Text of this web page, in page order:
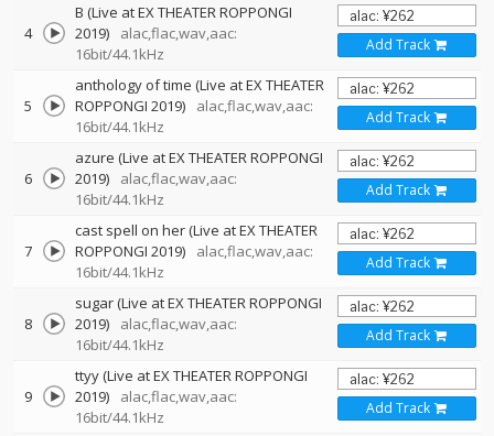
4
B (Live at EX THEATER ROPPONGI
2019)
alac,flac,wav,aac:
16bit/44.1kHz
Add Track
5
anthology of time (Live at EX THEATER
ROPPONGI 2019)
alac,flac,wav,aac:
16bit/44.1kHz
Add Track
6
azure (Live at EX THEATER ROPPONGI
2019)
alac,flac,wav,aac:
16bit/44.1kHz
Add Track
7
cast spell on her (Live at EX THEATER
ROPPONGI 2019)
alac,flac,wav,aac:
16bit/44.1kHz
Add Track
8
sugar (Live at EX THEATER ROPPONGI
2019)
alac,flac,wav,aac:
16bit/44.1kHz
Add Track
9
ttyy (Live at EX THEATER ROPPONGI
2019)
alac,flac,wav,aac:
16bit/44.1kHz
Add Track